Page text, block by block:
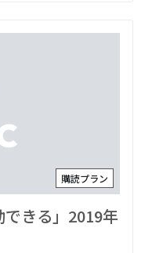
購読プラン
できる」2019年